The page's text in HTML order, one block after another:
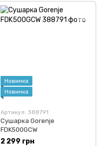
Новинка
Новинка
Артикул: 388791
Сушарка Gorenje
FDK500GCW
2 299 грн